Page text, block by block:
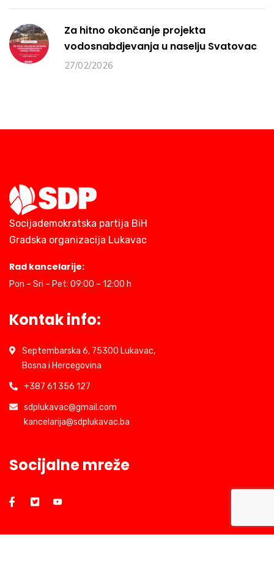
Za hitno okončanje projekta
vodosnabdjevanja u naselju Svatovac
27/02/2026
Socijademokratska partija BiH
Gradska organizacija Lukavac
Rad kancelarije:
Pon – Sri – Pet: 09:00 – 12:00 h
Kontak info:
Septembarska 6, 75300 Lukavac,
Bosna i Hercegovina
+387 61 356 127
sdplukavac@gmail.com
kancelarija@sdplukavac.ba
Socijalne mreže